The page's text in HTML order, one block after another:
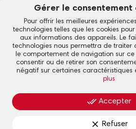
Votre adresse e-mail est uniquement utilisée
newsletter et des informations sur les activités
pouvez toujours utiliser le lien de
Gérer le consentement
Pour offrir les meilleures
technologies telles que les cookies
aux informations des appareils. Le
technologies nous permettra de traiter
le comportement de navigation sur ce
consentir ou de retirer son
négatif sur certaines caractéristiques
plus
done_all Accepter
clear Refuser